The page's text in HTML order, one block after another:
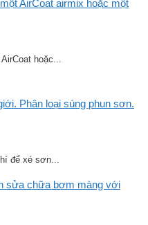
AirCoat airmix hoặc một
hoặc...
Phân loại súng phun sơn.
để xé sơn...
sửa chữa bơm màng với